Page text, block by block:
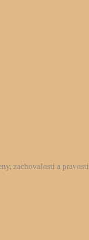
zachovalosti a pravosti.